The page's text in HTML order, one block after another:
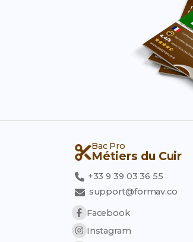
Bac Pro
Métiers du Cuir
+33 9 39 03 36 55
support@formav.co
Facebook
Instagram